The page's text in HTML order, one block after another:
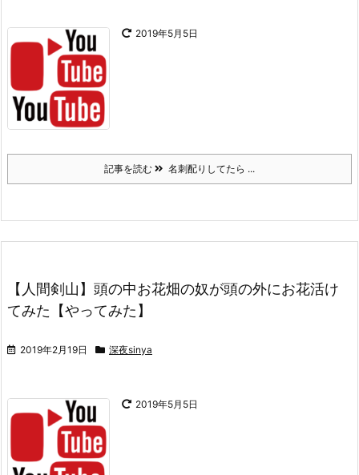
2019年5月5日
記事を読む 名刺配りしてたら ...
【人間剣山】頭の中お花畑の奴が頭の外にお花活け
てみた【やってみた】
2019年2月19日 深夜sinya
2019年5月5日